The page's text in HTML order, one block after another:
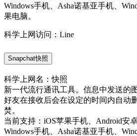
Windows手机、Asha诺基亚手机、
果电脑。
科学上网访问：Line
Snapchat快照
科学上网名：快照
新一代流行通讯工具。信息中发送的
好友在接收后会在设定的时间内自动
焚。
当前支持：iOS苹果手机、Android安
Windows手机、Asha诺基亚手机、